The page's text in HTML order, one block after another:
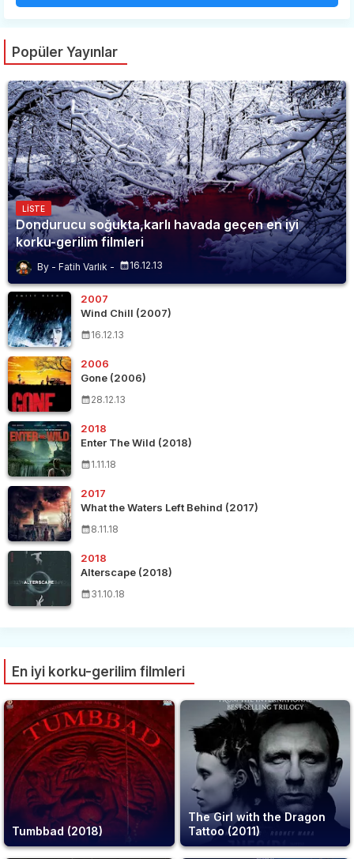
Popüler Yayınlar
LISTE
Dondurucu soğukta,karlı havada geçen en iyi
korku-gerilim filmleri
Fatih Varlık 16.12.13
2007
Wind Chill (2007)
16.12.13
2006
Gone (2006)
28.12.13
2018
Enter The Wild (2018)
1.11.18
2017
What the Waters Left Behind (2017)
8.11.18
2018
Alterscape (2018)
31.10.18
En iyi korku-gerilim filmleri
Tumbbad (2018)
The Girl with the Dragon
Tattoo (2011)